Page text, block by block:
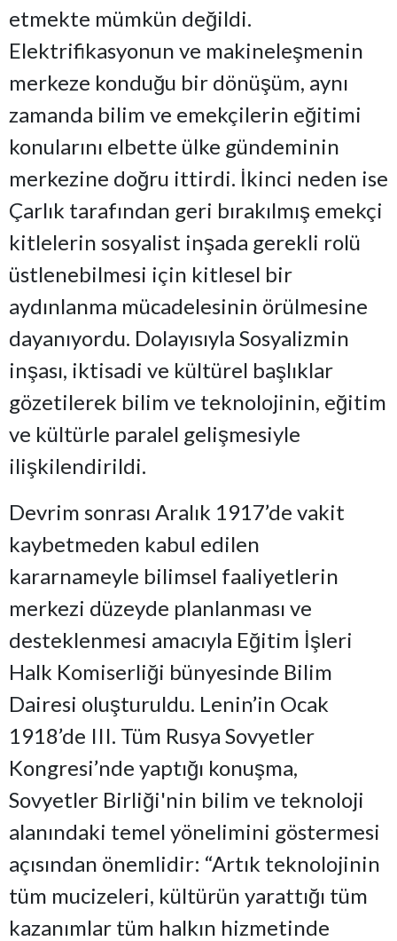
etmekte mümkün değildi.
Elektrifikasyonun ve makineleşmenin
merkeze konduğu bir dönüşüm, aynı
zamanda bilim ve emekçilerin eğitimi
konularını elbette ülke gündeminin
merkezine doğru ittirdi. İkinci neden ise
Çarlık tarafından geri bırakılmış emekçi
kitlelerin sosyalist inşada gerekli rolü
üstlenebilmesi için kitlesel bir
aydınlanma mücadelesinin örülmesine
dayanıyordu. Dolayısıyla Sosyalizmin
inşası, iktisadi ve kültürel başlıklar
gözetilerek bilim ve teknolojinin, eğitim
ve kültürle paralel gelişmesiyle
ilişkilendirildi.
Devrim sonrası Aralık 1917’de vakit
kaybetmeden kabul edilen
kararnameyle bilimsel faaliyetlerin
merkezi düzeyde planlanması ve
desteklenmesi amacıyla Eğitim İşleri
Halk Komiserliği bünyesinde Bilim
Dairesi oluşturuldu. Lenin’in Ocak
1918’de III. Tüm Rusya Sovyetler
Kongresi’nde yaptığı konuşma,
Sovyetler Birliği'nin bilim ve teknoloji
alanındaki temel yönelimini göstermesi
açısından önemlidir: “Artık teknolojinin
tüm mucizeleri, kültürün yarattığı tüm
kazanımlar tüm halkın hizmetinde